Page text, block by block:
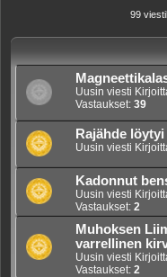
99
Uusin viesti
Vastaukset: 39
Rajähde
Uusin viesti
Kadonnut
Uusin viesti
Vastaukset: 2
Muhoksen
varrellinen
Uusin viesti
Vastaukset: 2